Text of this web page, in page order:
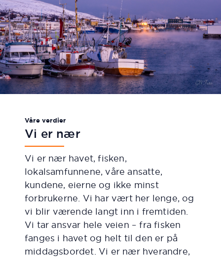
Våre verdier
Vi er nær
Vi er nær havet, fisken,
lokalsamfunnene, våre ansatte,
kundene, eierne og ikke minst
forbrukerne. Vi har vært her lenge, og
vi blir værende langt inn i fremtiden.
Vi tar ansvar hele veien – fra fisken
fanges i havet og helt til den er på
middagsbordet. Vi er nær hverandre,